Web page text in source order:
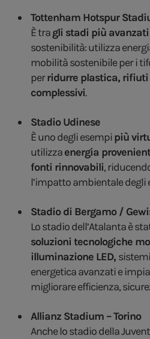
Tottenham Hotspur
È tragli stadi più
sostenibilità: utilizza
mobilità sostenibile per i
perridurre plastica, rifiuti
complessivi.
Stadio Udinese
È uno degli esempipiù
utilizzaenergia
fonti rinnovabili,
l’impatto ambientale degli
Stadio di Bergamo /
Lo stadio dell’Atalanta è
soluzioni tecnologiche
illuminazione LED,
energetica avanzati e
migliorare efficienza,
Allianz Stadium – Torino
Anche lo stadio della